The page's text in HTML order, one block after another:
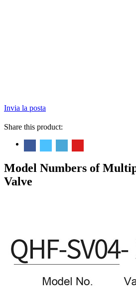
Invia la posta
Share this product:
Model Numbers of
Valve